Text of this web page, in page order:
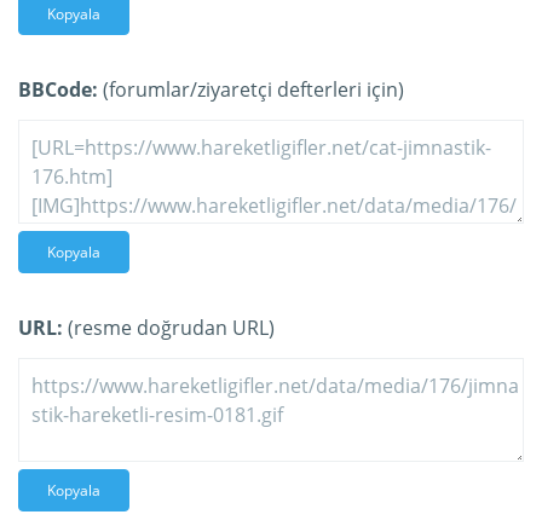
Kopyala
BBCode: (forumlar/ziyaretçi defterleri için)
Kopyala
URL: (resme doğrudan URL)
Kopyala